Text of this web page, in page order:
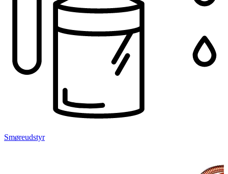
Smøreudstyr